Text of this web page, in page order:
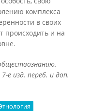
комплекса
в своих
происходить и на
е изд. переб. и доп.